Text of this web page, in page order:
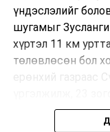
үндэслэлийг
шугамыг
хүртэл 11 км
төлөвлөсөн бол
ерөнхий газраас
Төслийг бүрэн